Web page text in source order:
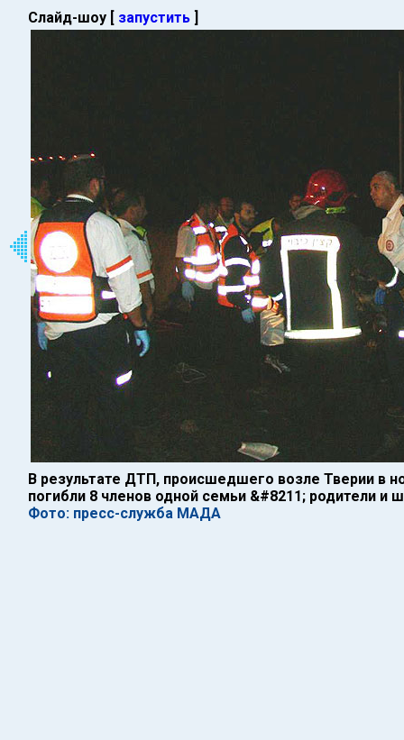
Слайд-шоу [ запустить ]
В результате ДТП, происшедшего возле Тверии в
погибли 8 членов одной семьи &#8211; родители и
Фото: пресс-служба МАДА